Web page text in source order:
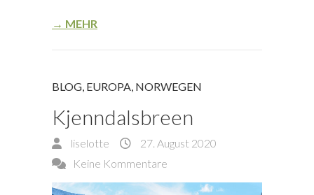
→ MEHR
BLOG EUROPA NORWEGEN
Kjenndalsbreen
liselotte
27. August 2020
Keine Kommentare